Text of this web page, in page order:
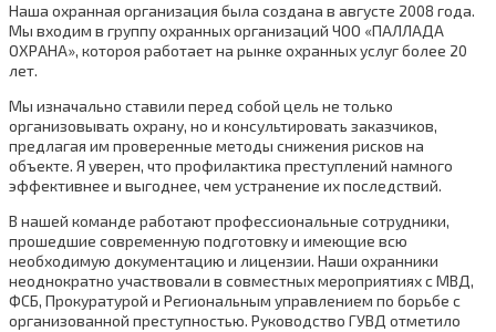
Наша охранная организация была создана в августе 2008 года.
Мы входим в группу охранных организаций ЧОО «ПАЛЛАДА
ОХРАНА», котороя работает на рынке охранных услуг более 20
лет.
Мы изначально ставили перед собой цель не только
организовывать охрану, но и консультировать заказчиков,
предлагая им проверенные методы снижения рисков на
объекте. Я уверен, что профилактика преступлений намного
эффективнее и выгоднее, чем устранение их последствий.
В нашей команде работают профессиональные сотрудники,
прошедшие современную подготовку и имеющие всю
необходимую документацию и лицензии. Наши охранники
неоднократно участвовали в совместных мероприятиях с МВД,
ФСБ, Прокуратурой и Региональным управлением по борьбе с
организованной преступностью. Руководство ГУВД отметило